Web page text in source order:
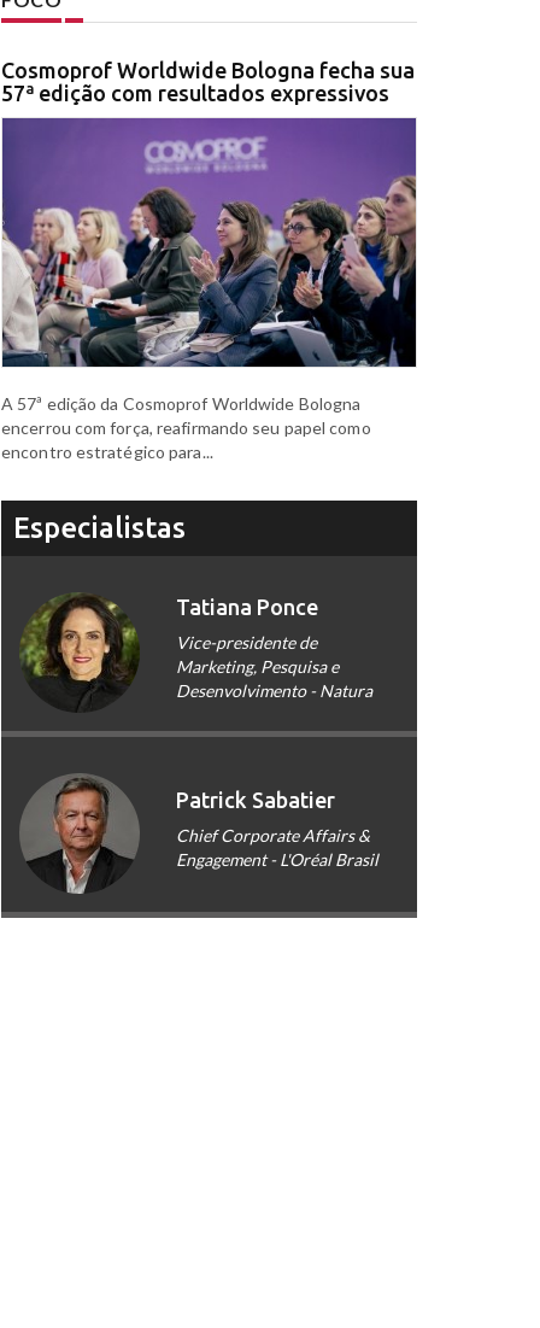
Cosmoprof Worldwide Bologna fecha sua
57ª edição com resultados expressivos
A 57ª edição da Cosmoprof Worldwide Bologna
encerrou com força, reafirmando seu papel como
encontro estratégico para...
Especialistas
Tatiana Ponce
Vice-presidente de
Marketing, Pesquisa e
Desenvolvimento - Natura
Patrick Sabatier
Chief Corporate Affairs &
Engagement - L'Oréal Brasil